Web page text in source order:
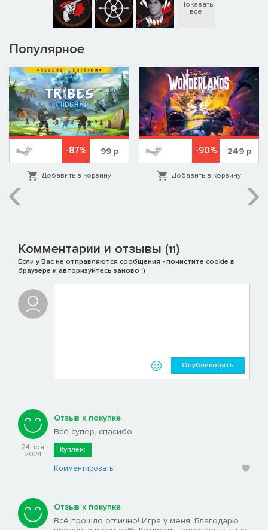
Показать
все
Популярное
-87% 99р
Добавить в корзину
-90% 249р
Добавить в корзину
Комментарии и отзывы (11)
Если у Вас не отправляются сообщения - почистите cookie в
браузере и авторизуйтесь заново :)
Опубликовать
24 ноя
2024
Отзыв к покупке
Всё супер, спасибо
Куплен:
Комментировать
Отзыв к покупке
Всё прошло отлично! Игра у меня. Благодарю